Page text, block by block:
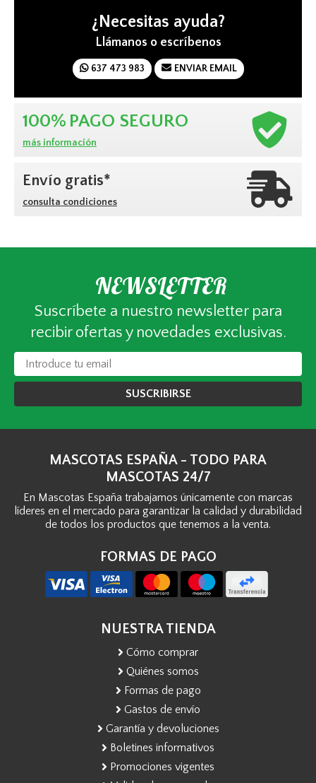
¿Necesitas ayuda?
Llámanos o escríbenos
637 473 983 ENVIAR EMAIL
100% PAGO SEGURO
más información
Envío gratis*
consulta condiciones
NEWSLETTER
Suscríbete a nuestro newsletter para
recibir ofertas y novedades exclusivas.
SUSCRIBIRSE
MASCOTAS ESPAÑA - TODO PARA
MASCOTAS 24/7
En Mascotas España trabajamos únicamente con marcas
líderes en el mercado para garantizar la calidad y durabilidad
de todos los productos que tenemos a la venta.
FORMAS DE PAGO
NUESTRA TIENDA
Cómo comprar
Quiénes somos
Formas de pago
Gastos de envío
Garantía y devoluciones
Boletines informativos
Promociones vigentes